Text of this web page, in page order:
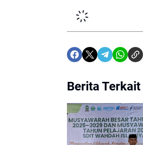
Berita Terkait